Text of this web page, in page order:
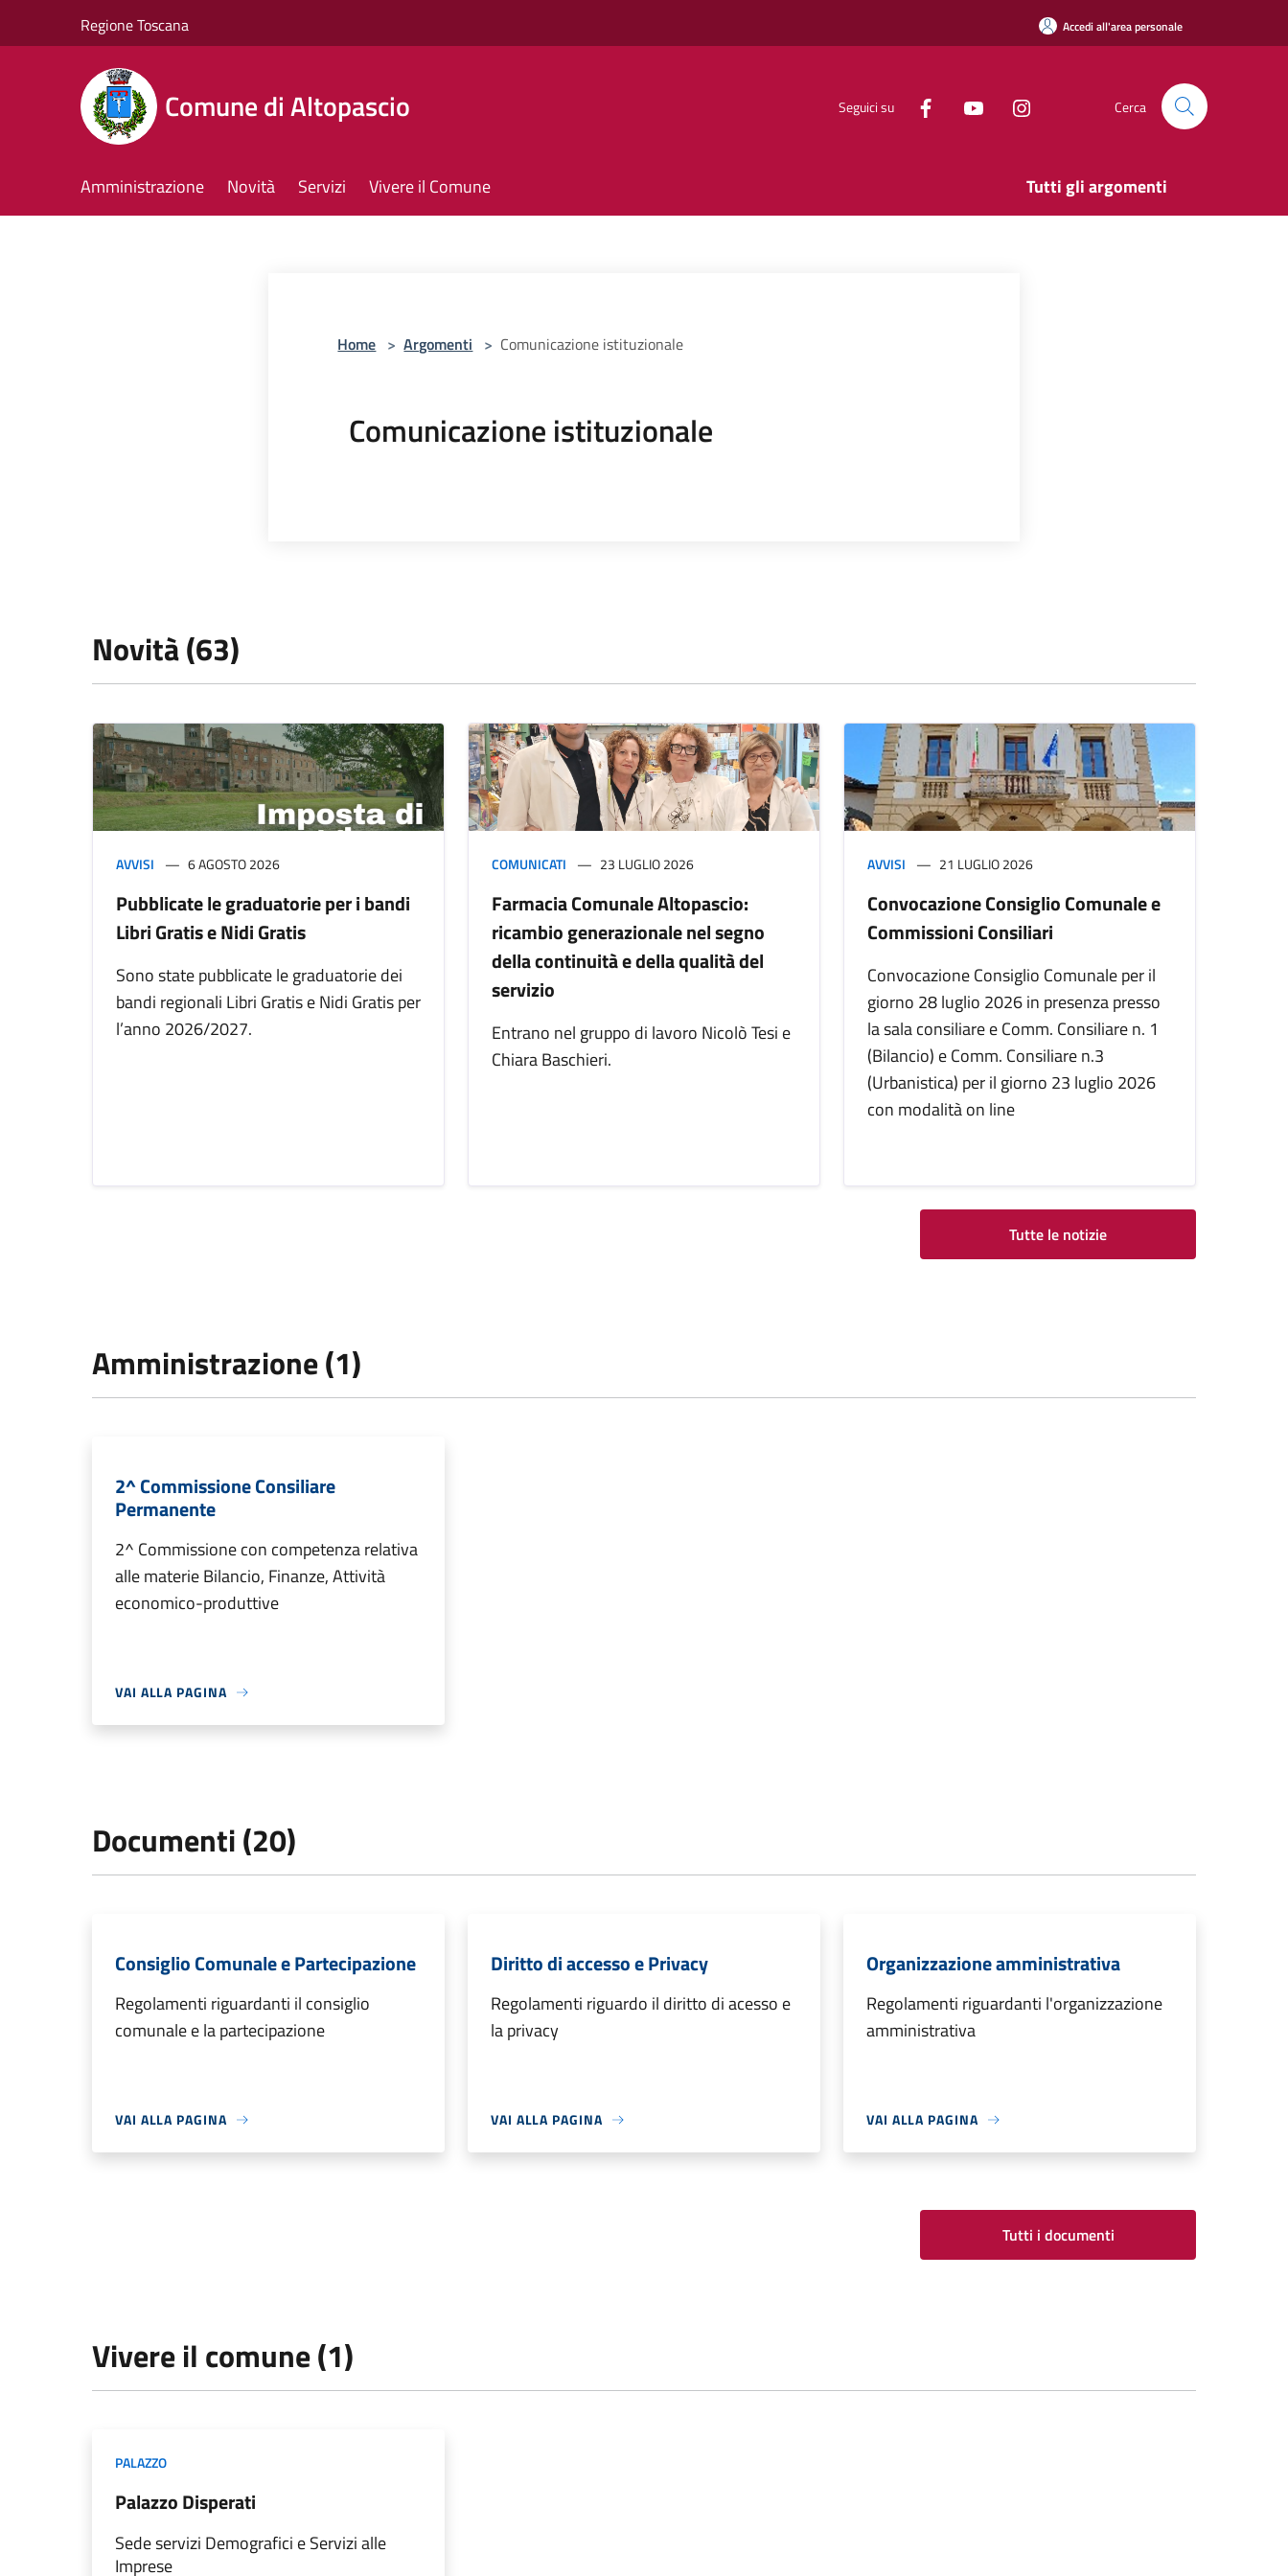
Regione Toscana Accedi all'area personale
Comune di Altopascio Seguici su Cerca
Amministrazione Novità Servizi Vivere il Comune Tutti gli argomenti
Home > Argomenti > Comunicazione istituzionale
Comunicazione istituzionale
Novità (63)
AVVISI 6 AGOSTO 2026
Pubblicate le graduatorie per i bandi
Libri Gratis e Nidi Gratis
Sono state pubblicate le graduatorie dei
bandi regionali Libri Gratis e Nidi Gratis per
l’anno 2026/2027.
COMUNICATI 23 LUGLIO 2026
Farmacia Comunale Altopascio:
ricambio generazionale nel segno
della continuità e della qualità del
servizio
Entrano nel gruppo di lavoro Nicolò Tesi e
Chiara Baschieri.
AVVISI 21 LUGLIO 2026
Convocazione Consiglio Comunale e
Commissioni Consiliari
Convocazione Consiglio Comunale per il
giorno 28 luglio 2026 in presenza presso
la sala consiliare e Comm. Consiliare n. 1
(Bilancio) e Comm. Consiliare n.3
(Urbanistica) per il giorno 23 luglio 2026
con modalità on line
Tutte le notizie
Amministrazione (1)
2^ Commissione Consiliare
Permanente
2^ Commissione con competenza relativa
alle materie Bilancio, Finanze, Attività
economico-produttive
VAI ALLA PAGINA
Documenti (20)
Consiglio Comunale e Partecipazione
Regolamenti riguardanti il consiglio
comunale e la partecipazione
VAI ALLA PAGINA
Diritto di accesso e Privacy
Regolamenti riguardo il diritto di acesso e
la privacy
VAI ALLA PAGINA
Organizzazione amministrativa
Regolamenti riguardanti l'organizzazione
amministrativa
VAI ALLA PAGINA
Tutti i documenti
Vivere il comune (1)
PALAZZO
Palazzo Disperati
Sede servizi Demografici e Servizi alle
Imprese